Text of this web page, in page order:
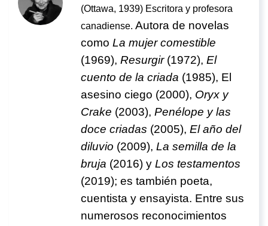
(Ottawa, 1939) Escritora y profesora
canadiense. Autora de novelas
como La mujer comestible
(1969), Resurgir(1972), El
cuento de la criada (1985), El
asesino ciego (2000), Oryx y
Crake (2003), Penélope y las
doce criadas (2005), El año del
diluvio (2009), La semilla de la
bruja (2016) y Los testamentos
(2019); es también poeta,
cuentista y ensayista. Entre sus
numerosos reconocimientos